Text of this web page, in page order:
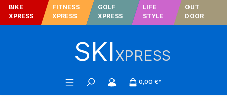
springen
SKIXPRESS
0,00 €*
BIKE
XPRESS
FITNESS
XPRESS
GOLF
XPRESS
LIFE
STYLE
OUT
DOOR